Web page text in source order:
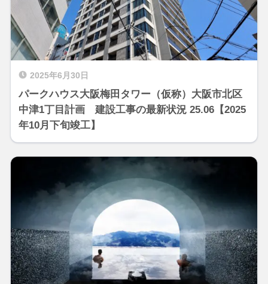
2025年6月30日
パークハウス大阪梅田タワー（仮称）大阪市北区
中津1丁目計画 建設工事の最新状況 25.06【2025
年10月下旬竣工】